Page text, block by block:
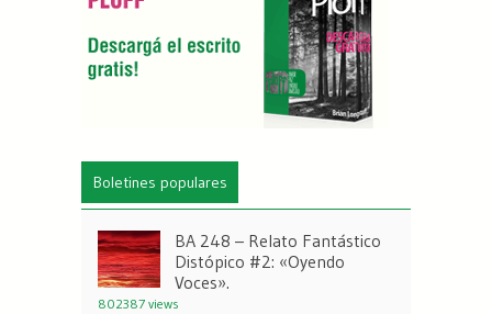
Boletines populares
BA 248 – Relato Fantástico
Distópico #2: «Oyendo
Voces».
802387 views